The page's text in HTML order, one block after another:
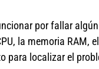
por fallar
la memoria RAM,
para localizar el